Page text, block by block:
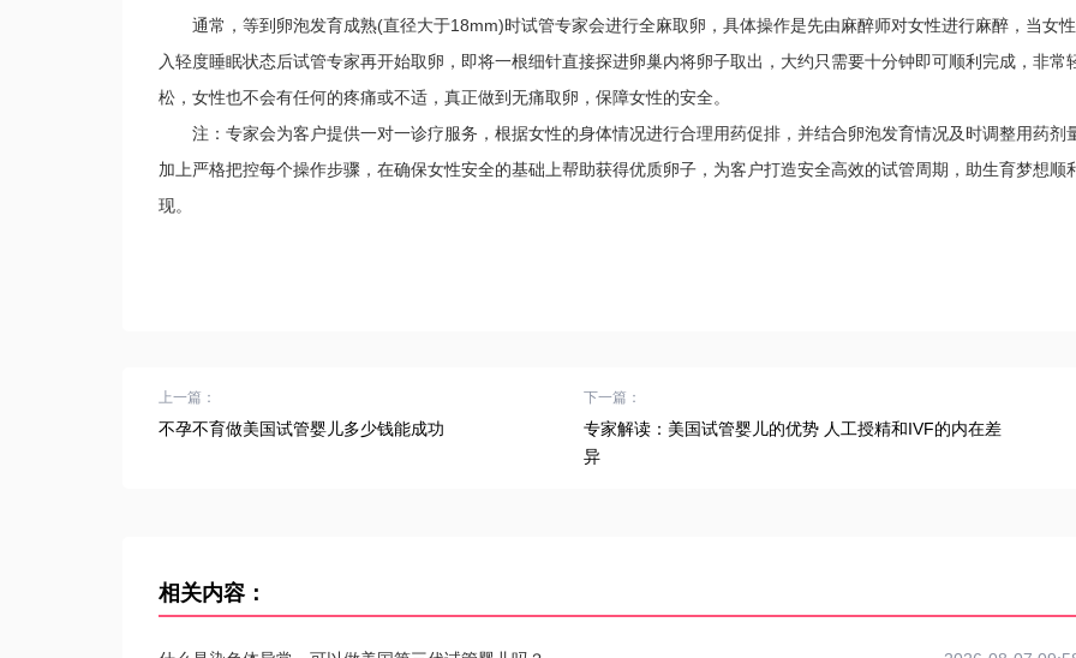
通常，等到卵泡发育成熟(直径大于18mm)时试管专家会进行全麻取卵，具体操作是先由麻醉师对女性进行麻醉，当女
入轻度睡眠状态后试管专家再开始取卵，即将一根细针直接探进卵巢内将卵子取出，大约只需要十分钟即可顺利完成，非常
松，女性也不会有任何的疼痛或不适，真正做到无痛取卵，保障女性的安全。
注：专家会为客户提供一对一诊疗服务，根据女性的身体情况进行合理用药促排，并结合卵泡发育情况及时调整用药剂
加上严格把控每个操作步骤，在确保女性安全的基础上帮助获得优质卵子，为客户打造安全高效的试管周期，助生育梦想顺
现。
上一篇：
不孕不育做美国试管婴儿多少钱能成功
下一篇：
专家解读：美国试管婴儿的优势 人工授精和IVF的内在差
异
相关内容：